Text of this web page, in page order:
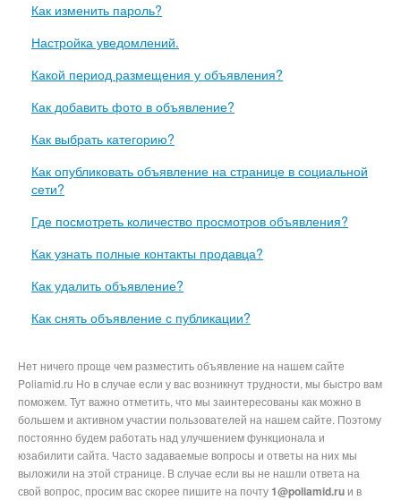
Как изменить пароль?
Настройка уведомлений.
Какой период размещения у объявления?
Как добавить фото в объявление?
Как выбрать категорию?
Как опубликовать объявление на странице в социальной
сети?
Где посмотреть количество просмотров объявления?
Как узнать полные контакты продавца?
Как удалить объявление?
Как снять объявление с публикации?
Нет ничего проще чем разместить объявление на нашем сайте
Poliamid.ru Но в случае если у вас возникнут трудности, мы быстро вам
поможем. Тут важно отметить, что мы заинтересованы как можно в
большем и активном участии пользователей на нашем сайте. Поэтому
постоянно будем работать над улучшением функционала и
юзабилити сайта. Часто задаваемые вопросы и ответы на них мы
выложили на этой странице. В случае если вы не нашли ответа на
свой вопрос, просим вас скорее пишите на почту1@poliamid.ru и в